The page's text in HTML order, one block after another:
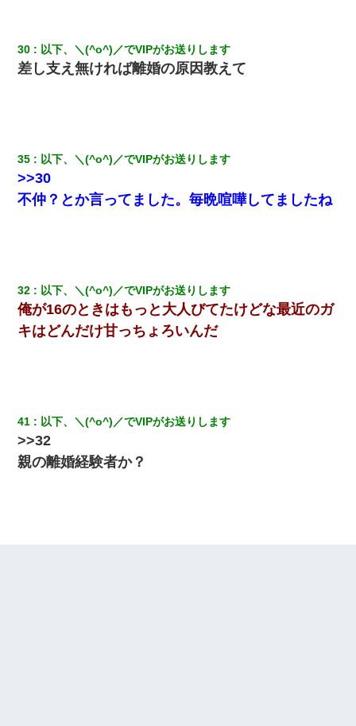
30 以下、＼(^o^)／でVIPがお送りします
差し支え無ければ離婚の原因教えて
35 以下、＼(^o^)／でVIPがお送りします
>>30
不仲？とか言ってました。毎晩喧嘩してましたね
32 以下、＼(^o^)／でVIPがお送りします
俺が16のときはもっと大人びてたけどな最近のガ
キはどんだけ甘っちょろいんだ
41 以下、＼(^o^)／でVIPがお送りします
>>32
親の離婚経験者か？